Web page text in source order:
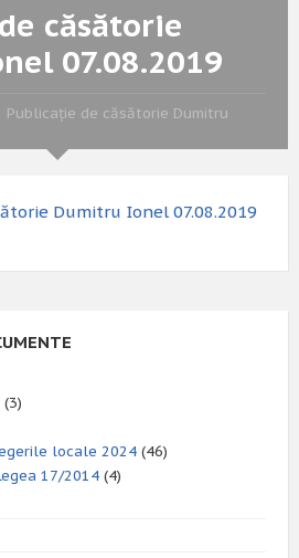
căsătorie
07.08.2019
Publicație de căsătorie Dumitru
Dumitru Ionel 07.08.2019
(3)
locale 2024 (46)
17/2014 (4)